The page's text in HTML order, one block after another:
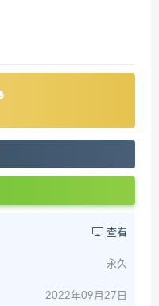
查看
永久
2022年09月27日